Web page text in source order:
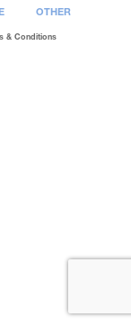
OTHER
& Conditions